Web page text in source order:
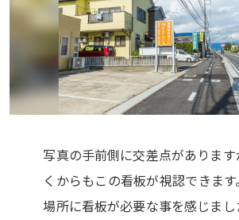
写真の手前側に交差点がありま
くからもこの看板が視認できま
場所に看板が必要な事を感じま